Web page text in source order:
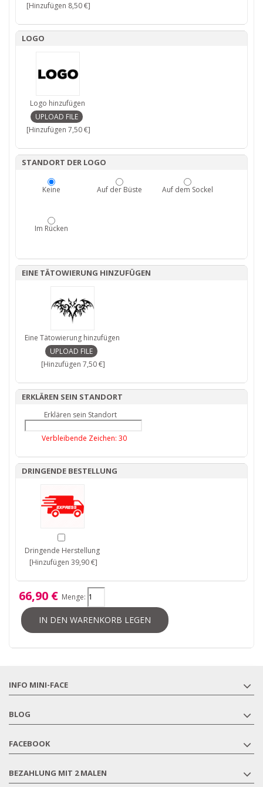
[Hinzufügen 8,50 €]
LOGO
Logo hinzufügen
[Hinzufügen 7,50 €]
STANDORT DER LOGO
Keine Auf der Büste Auf dem Sockel
Im Rücken
EINE TÄTOWIERUNG HINZUFÜGEN
Eine Tätowierung hinzufügen
[Hinzufügen 7,50 €]
ERKLÄREN SEIN STANDORT
Erklären sein Standort
Verbleibende Zeichen: 30
DRINGENDE BESTELLUNG
Dringende Herstellung
[Hinzufügen 39,90 €]
66,90 € Menge:
IN DEN WARENKORB LEGEN
INFO MINI-FACE
BLOG
FACEBOOK
BEZAHLUNG MIT 2 MALEN